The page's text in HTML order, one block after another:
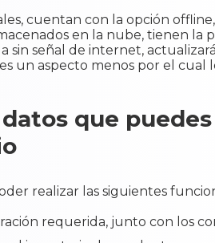
cuentan con la opción
en la nube, tienen
sin señal de internet,
un aspecto menos por el cual
que
realizar las siguientes
requerida, junto con los